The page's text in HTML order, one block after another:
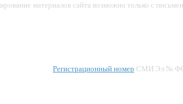
материалов сайта возможно только с
Регистрационный номер СМИ Эл №